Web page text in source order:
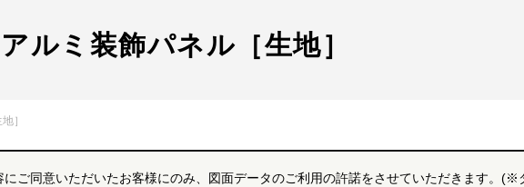
アルミ装飾パネル［生地］
］
にご同意いただいたお客様にのみ、図面データのご利用の許諾をさせていただきます。(※